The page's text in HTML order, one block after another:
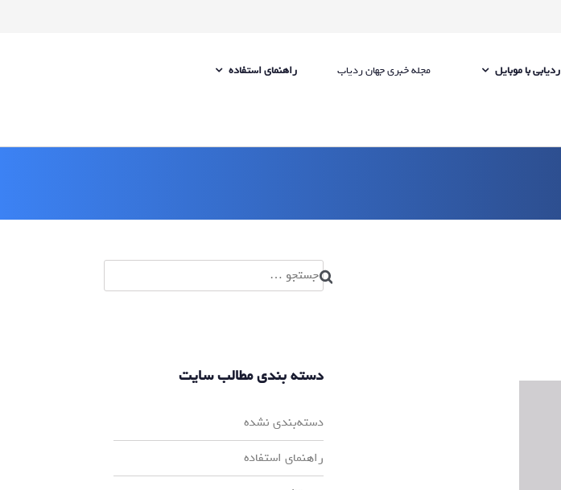
ردیابی با موبایل مجله خبری جهان ردیاب راهنمای استفاده
جستجو
برای:
دسته بندی مطالب سایت
دسته‌بندی نشده
راهنمای استفاده